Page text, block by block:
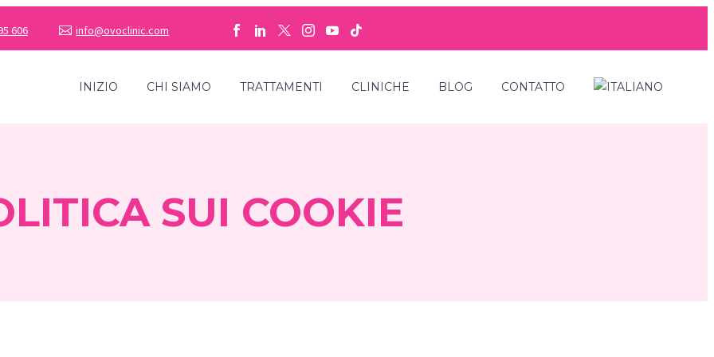
606 info@ovoclinic.com
INIZIO CHI SIAMO TRATTAMENTI CLINICHE BLOG CONTATTO
SUI COOKIE